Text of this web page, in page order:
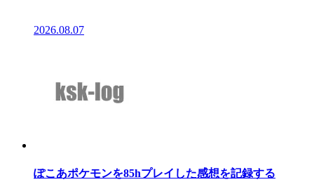
2026.08.07
ぽこあポケモンを85hプレイした感想を記録する